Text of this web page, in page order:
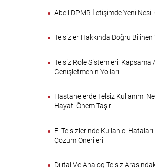
Abell DPMR İletişimde Yeni
Telsizler Hakkında Doğru Bilinen
Telsiz Röle Sistemleri: Kapsama
Genişletmenin Yolları
Hastanelerde Telsiz Kullanımı
Hayati Önem Taşır
El Telsizlerinde Kullanıcı
Çözüm Önerileri
Dijital Ve Analog Telsiz